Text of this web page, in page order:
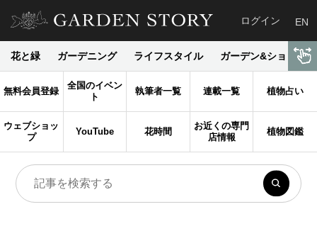
ログイン EN
花と緑 ガーデニング ライフスタイル ガーデン&ショップ
無料会員登録
全国のイベン
ト
執筆者一覧 連載一覧 植物占い
ウェブショッ
プ
YouTube 花時間
お近くの専門
店情報
植物図鑑